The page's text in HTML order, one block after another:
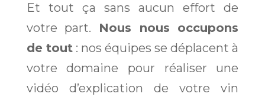
Et tout ça sans aucun effort de
votre part. Nous nous occupons
de tout: nos équipes se déplacent à
votre domaine pour réaliser une
vidéo d’explication de votre vin